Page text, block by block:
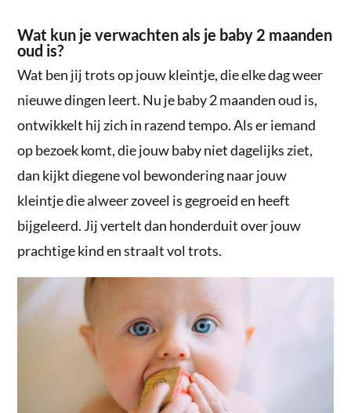
Wat kun je verwachten als je baby 2 maanden
oud is?
Wat ben jij trots op jouw kleintje, die elke dag weer
nieuwe dingen leert. Nu je baby 2 maanden oud is,
ontwikkelt hij zich in razend tempo. Als er iemand
op bezoek komt, die jouw baby niet dagelijks ziet,
dan kijkt diegene vol bewondering naar jouw
kleintje die alweer zoveel is gegroeid en heeft
bijgeleerd. Jij vertelt dan honderduit over jouw
prachtige kind en straalt vol trots.